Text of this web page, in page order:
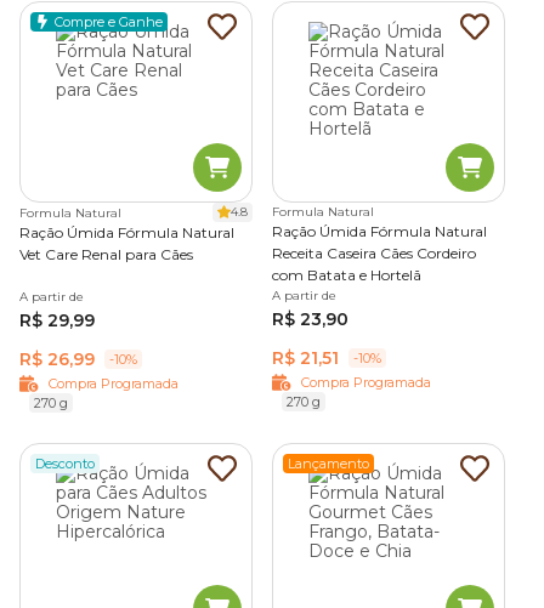
Compre e Ganhe
Formula Natural 4.8
Ração Úmida Fórmula Natural
Vet Care Renal para Cães
A partir de
R$ 29,99
R$ 26,99
-10%
Compra Programada
270 g
Formula Natural
Ração Úmida Fórmula Natural
Receita Caseira Cães Cordeiro
com Batata e Hortelã
A partir de
R$ 23,90
R$ 21,51
-10%
Compra Programada
270 g
Desconto Lançamento